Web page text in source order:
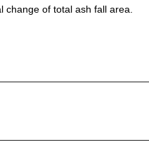
change of total ash fall area.